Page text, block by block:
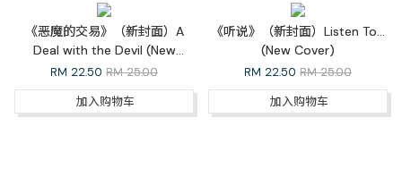
《恶魔的交易》（新封面）A
Deal with the Devil (New
Cover)
RM 22.50 RM 25.00
加入购物车
《听说》（新封面）Listen To...
(New Cover)
RM 22.50 RM 25.00
加入购物车